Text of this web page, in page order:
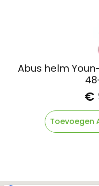
Abus helm
€
Toevoegen